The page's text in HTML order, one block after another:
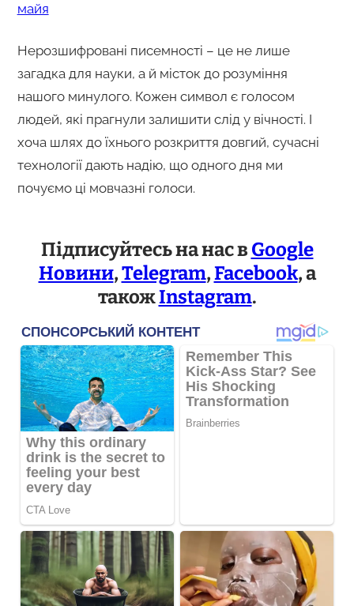
майя
Нерозшифровані писемності – це не лише
загадка для науки, а й місток до розуміння
нашого минулого. Кожен символ є голосом
людей, які прагнули залишити слід у вічності. І
хоча шлях до їхнього розкриття довгий, сучасні
технології дають надію, що одного дня ми
почуємо ці мовчазні голоси.
Підписуйтесь на нас вGoogle
Новини,Telegram,Facebook, а
такожInstagram.